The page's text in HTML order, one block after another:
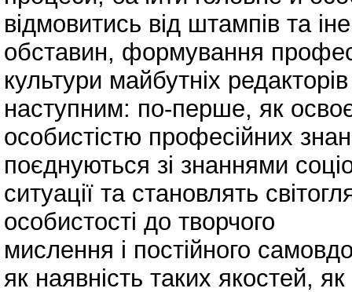
відмовитись від штампів та
обставин, формування
культури майбутніх
наступним: по-перше, як
особистістю професійних
поєднуються зі знаннями
ситуації та становлять
особистості до творчого
мислення і постійного
як наявність таких якостей, як